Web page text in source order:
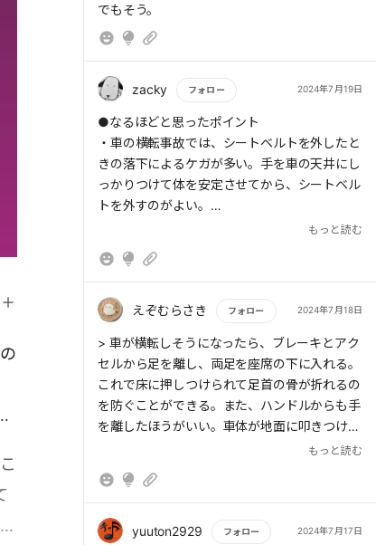
でもそう。
zacky フォロー 2024年7月19日
もっと読む
●なるほどと思ったポイント
・車の横転事故では、シートベルトを外したと
きの落下によるケガが多い。手を車の天井にし
っかりつけて体を安定させてから、シートベル
トを外すのがよい。
・バンジージャンプをするときは、正直な体重
合わせて細かく調整されているのだ。
もっと読む
えぞむらさき フォロー 2024年7月18日
もっと読む
> 車が横転しそうになったら、ブレーキとアク
セルから足を離し、両足を座席の下に入れる。
これで床に押しつけられて足首の骨が折れるの
を防ぐことができる。また、ハンドルからも手
を離したほうがいい。車体が地面に叩きつけら
れるときにハンドルを握っていると、衝突の衝
きにハンドルを握っていてもできることなどな
せる。地面に叩きつけられるので、窓に腕や手
もっと読む
yuuton2929 フォロー 2024年7月17日